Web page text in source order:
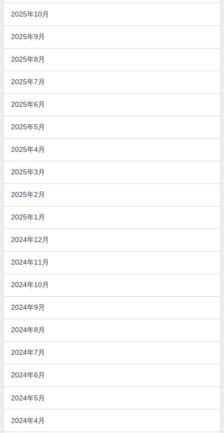
2025年10月
2025年9月
2025年8月
2025年7月
2025年6月
2025年5月
2025年4月
2025年3月
2025年2月
2025年1月
2024年12月
2024年11月
2024年10月
2024年9月
2024年8月
2024年7月
2024年6月
2024年5月
2024年4月